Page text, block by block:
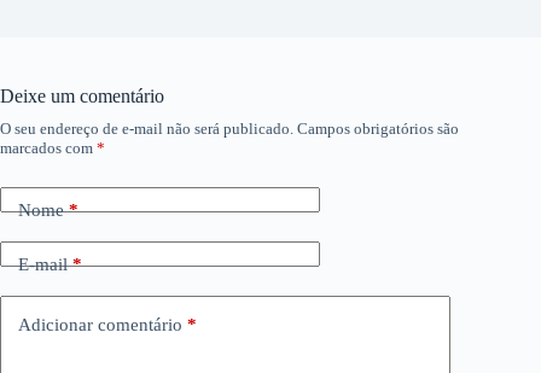
Deixe um comentário
O seu endereço de e-mail não será publicado. Campos obrigatórios são
marcados com *
Nome*
E-mail*
Adicionar comentário *